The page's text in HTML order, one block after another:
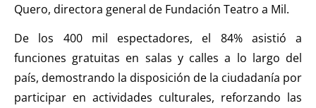
Quero, directora general de Fundación Teatro a Mil.
De los 400 mil espectadores, el 84% asistió a
funciones gratuitas en salas y calles a lo largo del
país, demostrando la disposición de la ciudadanía por
participar en actividades culturales, reforzando las